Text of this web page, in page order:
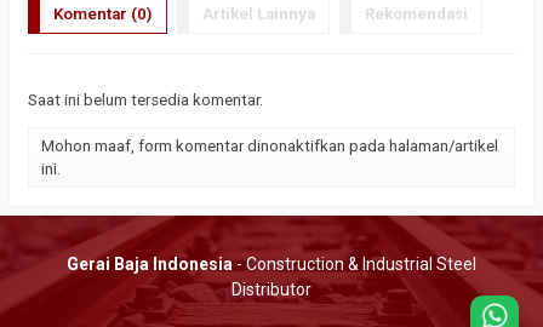
Komentar (0) Artikel Lainnya Rekomendasi
Saat ini belum tersedia komentar.
Mohon maaf, form komentar dinonaktifkan pada halaman/artikel
ini.
Gerai Baja Indonesia- Construction & Industrial Steel
Distributor